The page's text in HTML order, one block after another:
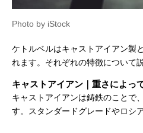
Photo by iStock
ケトルベルはキャストアイアン製
れます。それぞれの特徴について
キャストアイアン｜重さによっ
キャストアイアンは鋳鉄のことで
す。スタンダードグレードやロシ